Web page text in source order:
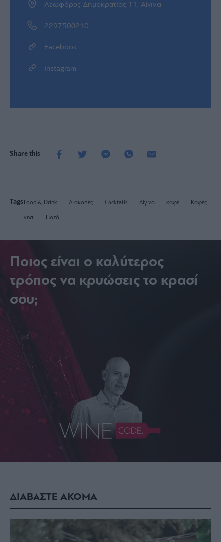
Λεωφόρος Δημοκρατίας 11, Αίγινα
2297500210
Facebook
Instagram
Share this
Tags Food & Drink Διακοπές Cocktails Αίγινα καφέ Καφές
νησί Ποτό
Ποιος είναι ο καλύτερος
τρόπος να κρυώσεις το κρασί
σου;
ΔΙΑΒΑΣΤΕ ΑΚΟΜΑ